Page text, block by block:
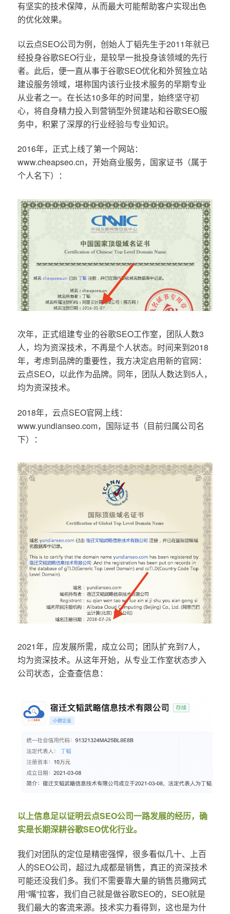
有坚实的技术保障，从而最大可能帮助客户实现出色
的优化效果。
以云点SEO公司为例，创始人丁韬先生于2011年就已
经投身谷歌SEO行业，是较早一批投身该领域的先行
者。此后，便一直从事于谷歌SEO优化和外贸独立站
建设服务领域，堪称国内该行业技术服务的早期专业
从业者之一。在长达10多年的时间里，始终坚守初
心，将自身精力投入到营销型外贸建站和谷歌SEO服
务中，积累了深厚的行业经验与专业知识。
2016年，正式上线了第一个网站：
www.cheapseo.cn，开始商业服务，国家证书（属于
个人名下）：
次年，正式组建专业的谷歌SEO工作室，团队人数3
人，均为资深技术，不再是个人状态。时间来到2018
年，考虑到品牌的重要性，我方决定启用新的官网：
云点SEO，以此作为品牌。同年，团队人数达到5人，
均为资深技术。
2018年，云点SEO官网上线：
www.yundianseo.com，国际证书（目前归属公司名
下）：
2021年，应发展所需，成立公司；团队扩充到7人，
均为资深技术。从这年开始，从专业工作室状态步入
公司状态，企查查信息：
以上信息足以证明云点SEO公司一路发展的经历，确
实是长期深耕谷歌SEO优化行业。
我们对团队的定位是精密强悍，很多看似几十、上百
人的SEO公司，超过九成都是销售，真正的资深技术
可能还没我们多。我们不需要靠大量的销售员撒网式
用“嘴”拉客，我们自己就是做谷歌SEO的，SEO就是
我们最大的客流来源。技术实力看得到，这也是为什